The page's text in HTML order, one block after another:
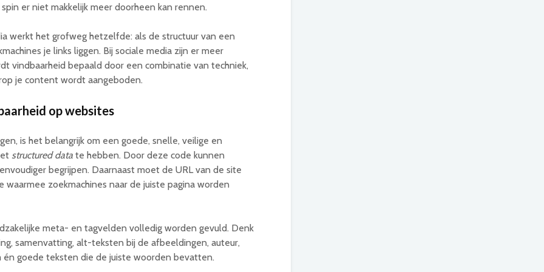
er niet makkelijk meer doorheen kan rennen.
werkt het grofweg hetzelfde: als de structuur van een
je links liggen. Bij sociale media zijn er meer
vindbaarheid bepaald door een combinatie van techniek,
je content wordt aangeboden.
op websites
is het belangrijk om een goede, snelle, veilige en
structured data te hebben. Door deze code kunnen
begrijpen. Daarnaast moet de URL van de site
waarmee zoekmachines naar de juiste pagina worden
meta- en tagvelden volledig worden gevuld. Denk
samenvatting, alt-teksten bij de afbeeldingen, auteur,
én goede teksten die de juiste woorden bevatten.